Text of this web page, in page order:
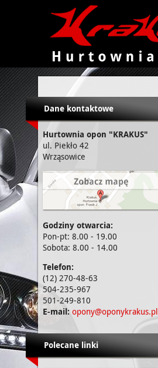
KRAKUS - hurtownia opon
Dane kontaktowe
Hurtownia opon "KRAKUS"
ul. Piekło 42
Wrząsowice
Godziny otwarcia:
Pon-pt: 8.00 - 19.00
Sobota: 8.00 - 14.00
Telefon:
(12) 270-48-63
504-235-967
501-249-810
E-mail: opony@oponykrakus.pl
Polecane linki